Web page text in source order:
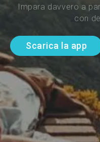
Impara davvero a
con
Scarica la app